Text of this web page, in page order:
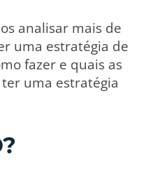
analisar mais de
uma estratégia de
fazer e quais as
uma estratégia